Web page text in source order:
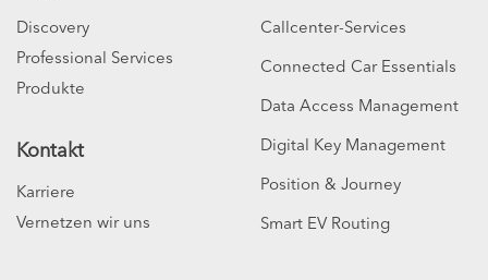
Discovery
Professional Services
Produkte
Kontakt
Karriere
Vernetzen wir uns
Callcenter-Services
Connected Car Essentials
Data Access Management
Digital Key Management
Position & Journey
Smart EV Routing